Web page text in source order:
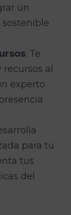
un
: Te
al
experto
para tu
tus
del